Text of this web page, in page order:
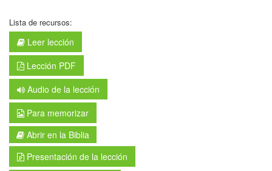
Lista de recursos:
Leer lección
Lección PDF
Audio de la lección
Para memorizar
Abrir en la Biblia
Presentación de la lección